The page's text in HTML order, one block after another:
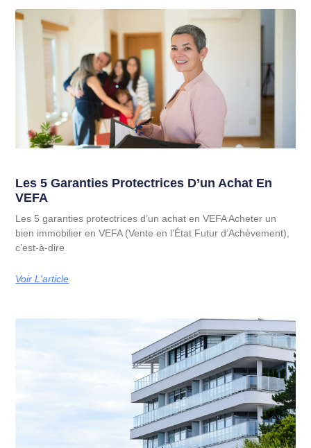
Les 5 Garanties Protectrices D’un Achat En
VEFA
Les 5 garanties protectrices d’un achat en VEFA Acheter un
bien immobilier en VEFA (Vente en l’État Futur d’Achèvement),
c’est-à-dire
Voir L'article